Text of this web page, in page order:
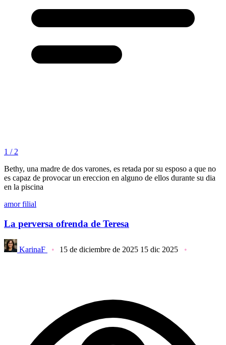
1 / 2
Bethy, una madre de dos varones, es retada por su esposo a que no
es capaz de provocar un ereccion en alguno de ellos durante su dia
en la piscina
amor filial
La perversa ofrenda de Teresa
KarinaF 15 de diciembre de 2025 15 dic 2025